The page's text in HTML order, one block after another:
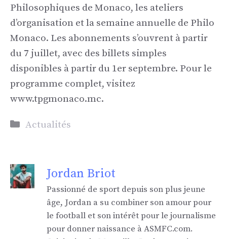
Philosophiques de Monaco, les ateliers
d’organisation et la semaine annuelle de Philo
Monaco. Les abonnements s’ouvrent à partir
du 7 juillet, avec des billets simples
disponibles à partir du 1er septembre. Pour le
programme complet, visitez
www.tpgmonaco.mc.
Catégories
Actualités
Jordan Briot
Passionné de sport depuis son plus jeune
âge, Jordan a su combiner son amour pour
le football et son intérêt pour le journalisme
pour donner naissance à ASMFC.com.